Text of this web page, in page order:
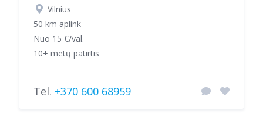
Vilnius
50 km aplink
Nuo 15 €/val.
10+ metų patirtis
Tel. +370 600 68959